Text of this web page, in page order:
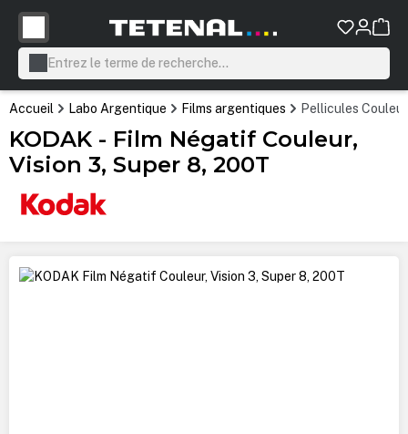
principal
Accueil Labo Argentique Films argentiques Pellicules Couleur
KODAK - Film Négatif Couleur,
Vision 3, Super 8, 200T
Ignorer la galerie d'images